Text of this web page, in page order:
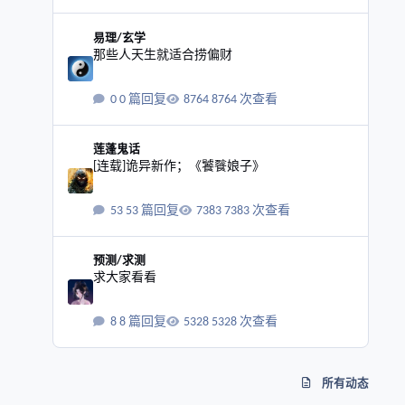
易理/玄学
那些人天生就适合捞偏财
0 篇回复 8764 次查看
莲蓬鬼话
[连载]诡异新作；《饕餮娘子》
53 篇回复 7383 次查看
预测/求测
求大家看看
8 篇回复 5328 次查看
所有动态